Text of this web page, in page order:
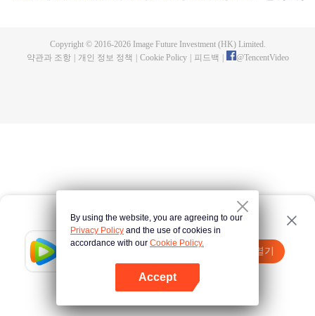
Tencent Video
앱 열기
여기 클릭 다시 시도
Copyright © 2016-2026Image Future Investment (HK) Limited.
약관과 조항
개인 정보 정책 Cookie Policy 피드백 @TencentVideo
By using the website, you are agreeing to our
Privacy Policy and the use of cookies in
accordance with our Cookie Policy.
Accept